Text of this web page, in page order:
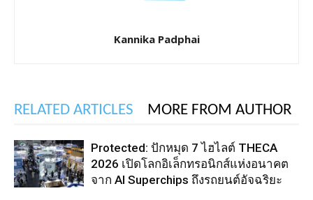
Kannika Padphai
RELATED ARTICLES MORE FROM AUTHOR
Protected: ปักหมุด 7 ไฮไลต์ THECA
2026 เปิดโลกอิเล็กทรอนิกส์แห่งอนาคต
จาก AI Superchips ถึงรถยนต์อัจฉริยะ